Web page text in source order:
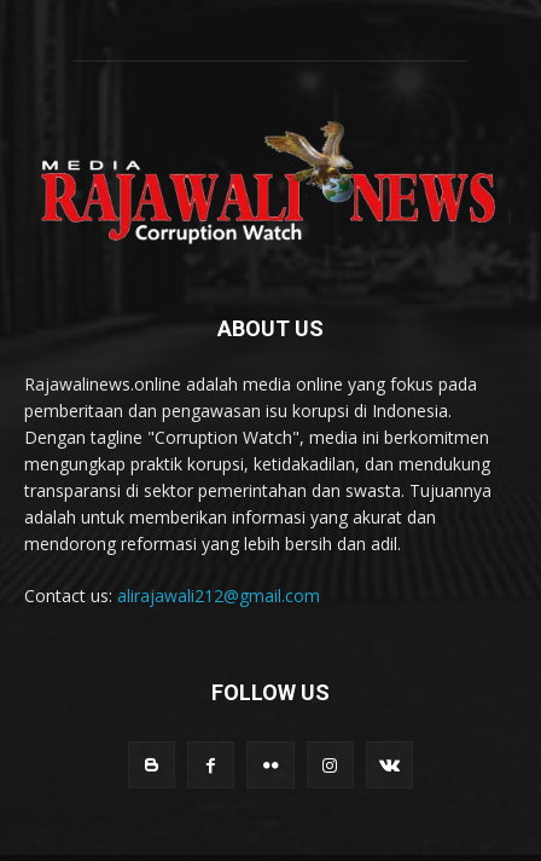
ABOUT US
Rajawalinews.online adalah media online yang fokus pada
pemberitaan dan pengawasan isu korupsi di Indonesia.
Dengan tagline "Corruption Watch", media ini berkomitmen
mengungkap praktik korupsi, ketidakadilan, dan mendukung
transparansi di sektor pemerintahan dan swasta. Tujuannya
adalah untuk memberikan informasi yang akurat dan
mendorong reformasi yang lebih bersih dan adil.
Contact us: alirajawali212@gmail.com
FOLLOW US